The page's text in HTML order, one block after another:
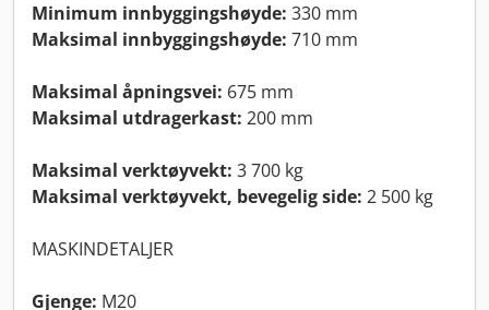
Minimum innbyggingshøyde: 330 mm
Maksimal innbyggingshøyde: 710 mm
Maksimal åpningsvei: 675 mm
Maksimal utdragerkast: 200 mm
Maksimal verktøyvekt: 3 700 kg
Maksimal verktøyvekt, bevegelig side: 2 500 kg
MASKINDETALJER
Gjenge: M20